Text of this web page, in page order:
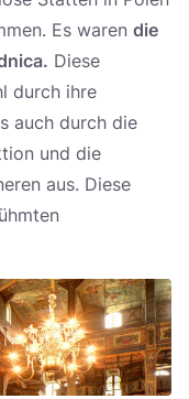
Es waren die
Diese
durch ihre
auch durch die
und die
aus. Diese